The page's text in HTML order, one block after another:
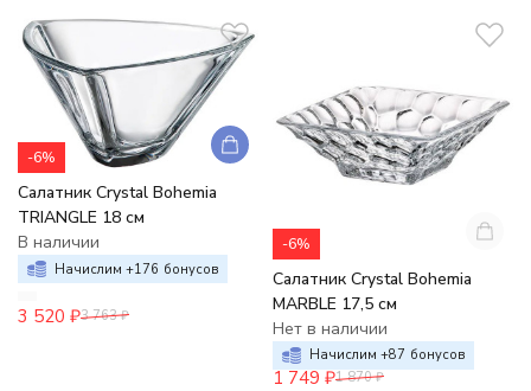
-6%
Салатник Crystal Bohemia
TRIANGLE 18 см
В наличии
Начислим +176 бонусов
3 520 ₽3 763 ₽
-6%
Салатник Crystal Bohemia
MARBLE 17,5 см
Нет в наличии
Начислим +87 бонусов
1 749 ₽1 870 ₽